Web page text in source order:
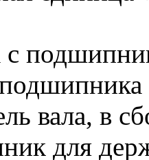
с
вала, в
для